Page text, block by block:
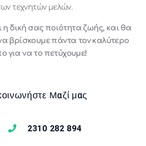
τεχνητών μελών.
η δική σας ποιότητα ζωής, και θα
βρίσκουμε πάντα τον καλύτερο
για να το πετύχουμε!
Μαζί μας
2310 282 894